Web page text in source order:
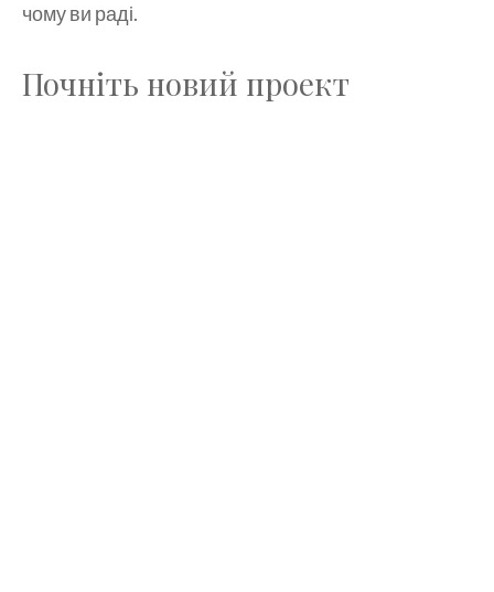
чому ви раді.
Почніть новий проект